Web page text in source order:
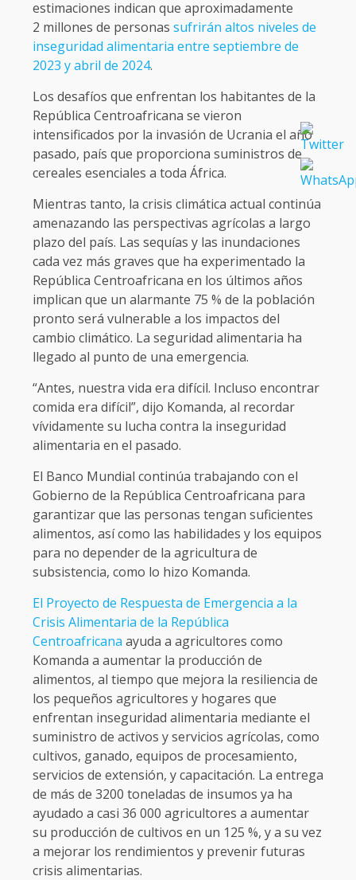
estimaciones indican que aproximadamente
2 millones de personas sufrirán altos niveles de
inseguridad alimentaria entre septiembre de
2023 y abril de 2024.
Los desafíos que enfrentan los habitantes de la
República Centroafricana se vieron
intensificados por la invasión de Ucrania el año
pasado, país que proporciona suministros de
cereales esenciales a toda África.
Mientras tanto, la crisis climática actual continúa
amenazando las perspectivas agrícolas a largo
plazo del país. Las sequías y las inundaciones
cada vez más graves que ha experimentado la
República Centroafricana en los últimos años
implican que un alarmante 75 % de la población
pronto será vulnerable a los impactos del
cambio climático. La seguridad alimentaria ha
llegado al punto de una emergencia.
“Antes, nuestra vida era difícil. Incluso encontrar
comida era difícil”, dijo Komanda, al recordar
vívidamente su lucha contra la inseguridad
alimentaria en el pasado.
El Banco Mundial continúa trabajando con el
Gobierno de la República Centroafricana para
garantizar que las personas tengan suficientes
alimentos, así como las habilidades y los equipos
para no depender de la agricultura de
subsistencia, como lo hizo Komanda.
El Proyecto de Respuesta de Emergencia a la
Crisis Alimentaria de la República
Centroafricana ayuda a agricultores como
Komanda a aumentar la producción de
alimentos, al tiempo que mejora la resiliencia de
los pequeños agricultores y hogares que
enfrentan inseguridad alimentaria mediante el
suministro de activos y servicios agrícolas, como
cultivos, ganado, equipos de procesamiento,
servicios de extensión, y capacitación. La entrega
de más de 3200 toneladas de insumos ya ha
ayudado a casi 36 000 agricultores a aumentar
su producción de cultivos en un 125 %, y a su vez
a mejorar los rendimientos y prevenir futuras
crisis alimentarias.